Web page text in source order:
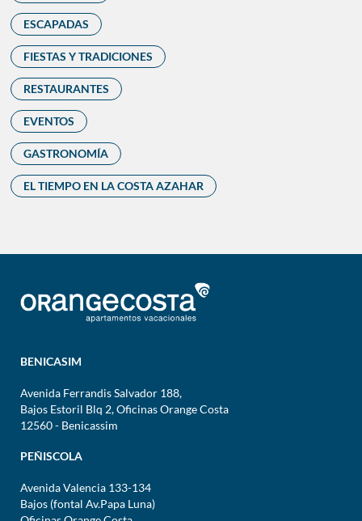
ESCAPADAS
FIESTAS Y TRADICIONES
RESTAURANTES
EVENTOS
GASTRONOMÍA
EL TIEMPO EN LA COSTA AZAHAR
BENICASIM
Avenida Ferrandis Salvador 188,
Bajos Estoril Blq 2, Oficinas Orange Costa
12560 - Benicassim
PEÑISCOLA
Avenida Valencia 133-134
Bajos (fontal Av.Papa Luna)